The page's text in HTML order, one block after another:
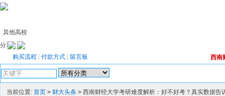
其他高校
购买流程 付款方式 留言板
分享：
西南
当前位置: 首页 > 财大头条 > 西南财经大学考研难度解析：好不好考？真实数据告